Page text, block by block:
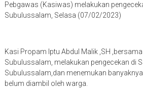
Pebgawas (Kasiwas) melakukan
Subulussalam, Selasa (07/02/2023)
Kasi Propam Iptu Abdul Malik ,SH
Subulussalam, melakukan pengecekan di
Subulussalam,dan menemukan
belum diambil oleh warga.